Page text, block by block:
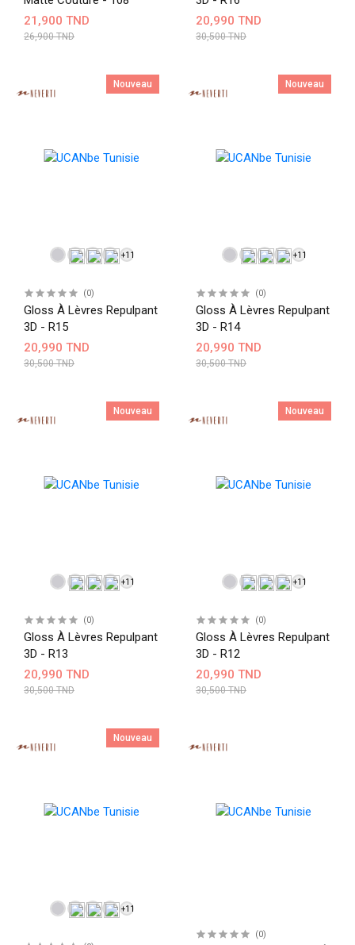
21,900 TND
26,900 TND
20,990 TND
30,500 TND
Nouveau
+11
(0)
Gloss À Lèvres Repulpant
3D - R15
20,990 TND
30,500 TND
Nouveau
+11
(0)
Gloss À Lèvres Repulpant
3D - R14
20,990 TND
30,500 TND
Nouveau
+11
(0)
Gloss À Lèvres Repulpant
3D - R13
20,990 TND
30,500 TND
Nouveau
+11
(0)
Gloss À Lèvres Repulpant
3D - R12
20,990 TND
30,500 TND
Nouveau
+11
(0)